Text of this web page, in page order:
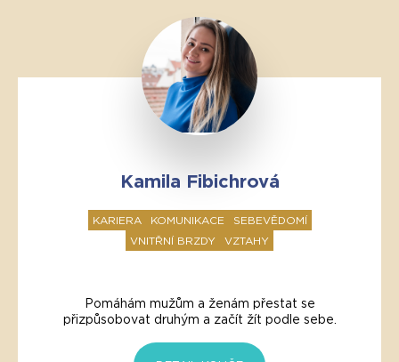
Kamila Fibichrová
KARIERA KOMUNIKACE
SEBEVĚDOMÍ
VNITŘNÍ BRZDY
VZTAHY
Pomáhám mužům a ženám přestat se
přizpůsobovat druhým a začít žít podle sebe.